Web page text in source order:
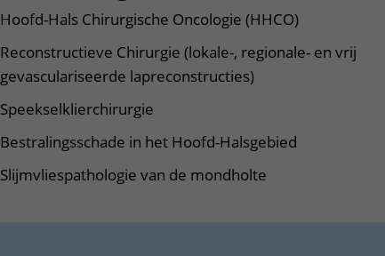
Hoofd-Hals Chirurgische Oncologie (HHCO)
Reconstructieve Chirurgie (lokale-, regionale- en vrij
gevasculariseerde lapreconstructies)
Speekselklierchirurgie
Bestralingsschade in het Hoofd-Halsgebied
Slijmvliespathologie van de mondholte